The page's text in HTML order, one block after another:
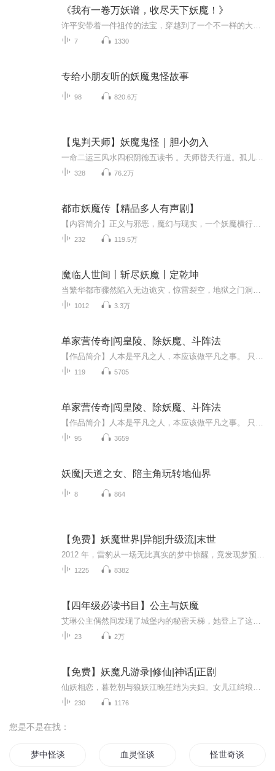
《我有一卷万妖谱，收尽天下妖魔！》
7 1330
专给小朋友听的妖魔鬼怪故事
98 820.6万
【鬼判天师】妖魔鬼怪｜胆小勿入
328 76.2万
都市妖魔传【精品多人有声剧】
232 119.5万
魔临人世间丨斩尽妖魔丨定乾坤
1012 3.3万
单家营传奇|闯皇陵、除妖魔、斗阵法
119 5705
单家营传奇|闯皇陵、除妖魔、斗阵法
95 3659
妖魔|天道之女、陪主角玩转地仙界
8 864
【免费】妖魔世界|异能|升级流|末世
1225 8382
【四年级必读书目】公主与妖魔
23 2万
【免费】妖魔凡游录|修仙|神话|正剧
230 1176
您是不是在找：
梦中怪谈 血灵怪谈 怪世奇谈